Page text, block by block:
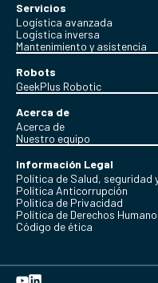
Servicios
Logística avanzada
Logística inversa
Mantenimiento y asistencia
Robots
GeekPlus Robotic
Acerca de
Acerca de
Nuestro equipo
Información Legal
Política de Salud, seguridad
Política Anticorrupción
Politica de Privacidad
Política de Derechos
Código de ética